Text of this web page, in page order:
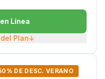
Línea
Plan↓
DE DESC. VERANO